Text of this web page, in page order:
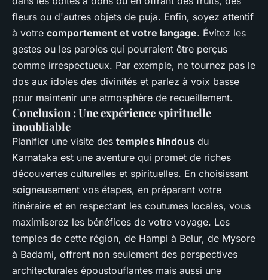
fleurs ou d'autres objets de puja. Enfin, soyez attentif
à votre comportement et votre langage. Évitez les
gestes ou les paroles qui pourraient être perçus
comme irrespectueux. Par exemple, ne tournez pas le
dos aux idoles des divinités et parlez à voix basse
pour maintenir une atmosphère de recueillement.
Conclusion : Une expérience spirituelle
inoubliable
Planifier une visite des temples hindous du
Karnataka est une aventure qui promet de riches
découvertes culturelles et spirituelles. En choisissant
soigneusement vos étapes, en préparant votre
itinéraire et en respectant les coutumes locales, vous
maximiserez les bénéfices de votre voyage. Les
temples de cette région, de Hampi à Belur, de Mysore
à Badami, offrent non seulement des perspectives
architecturales époustouflantes mais aussi une